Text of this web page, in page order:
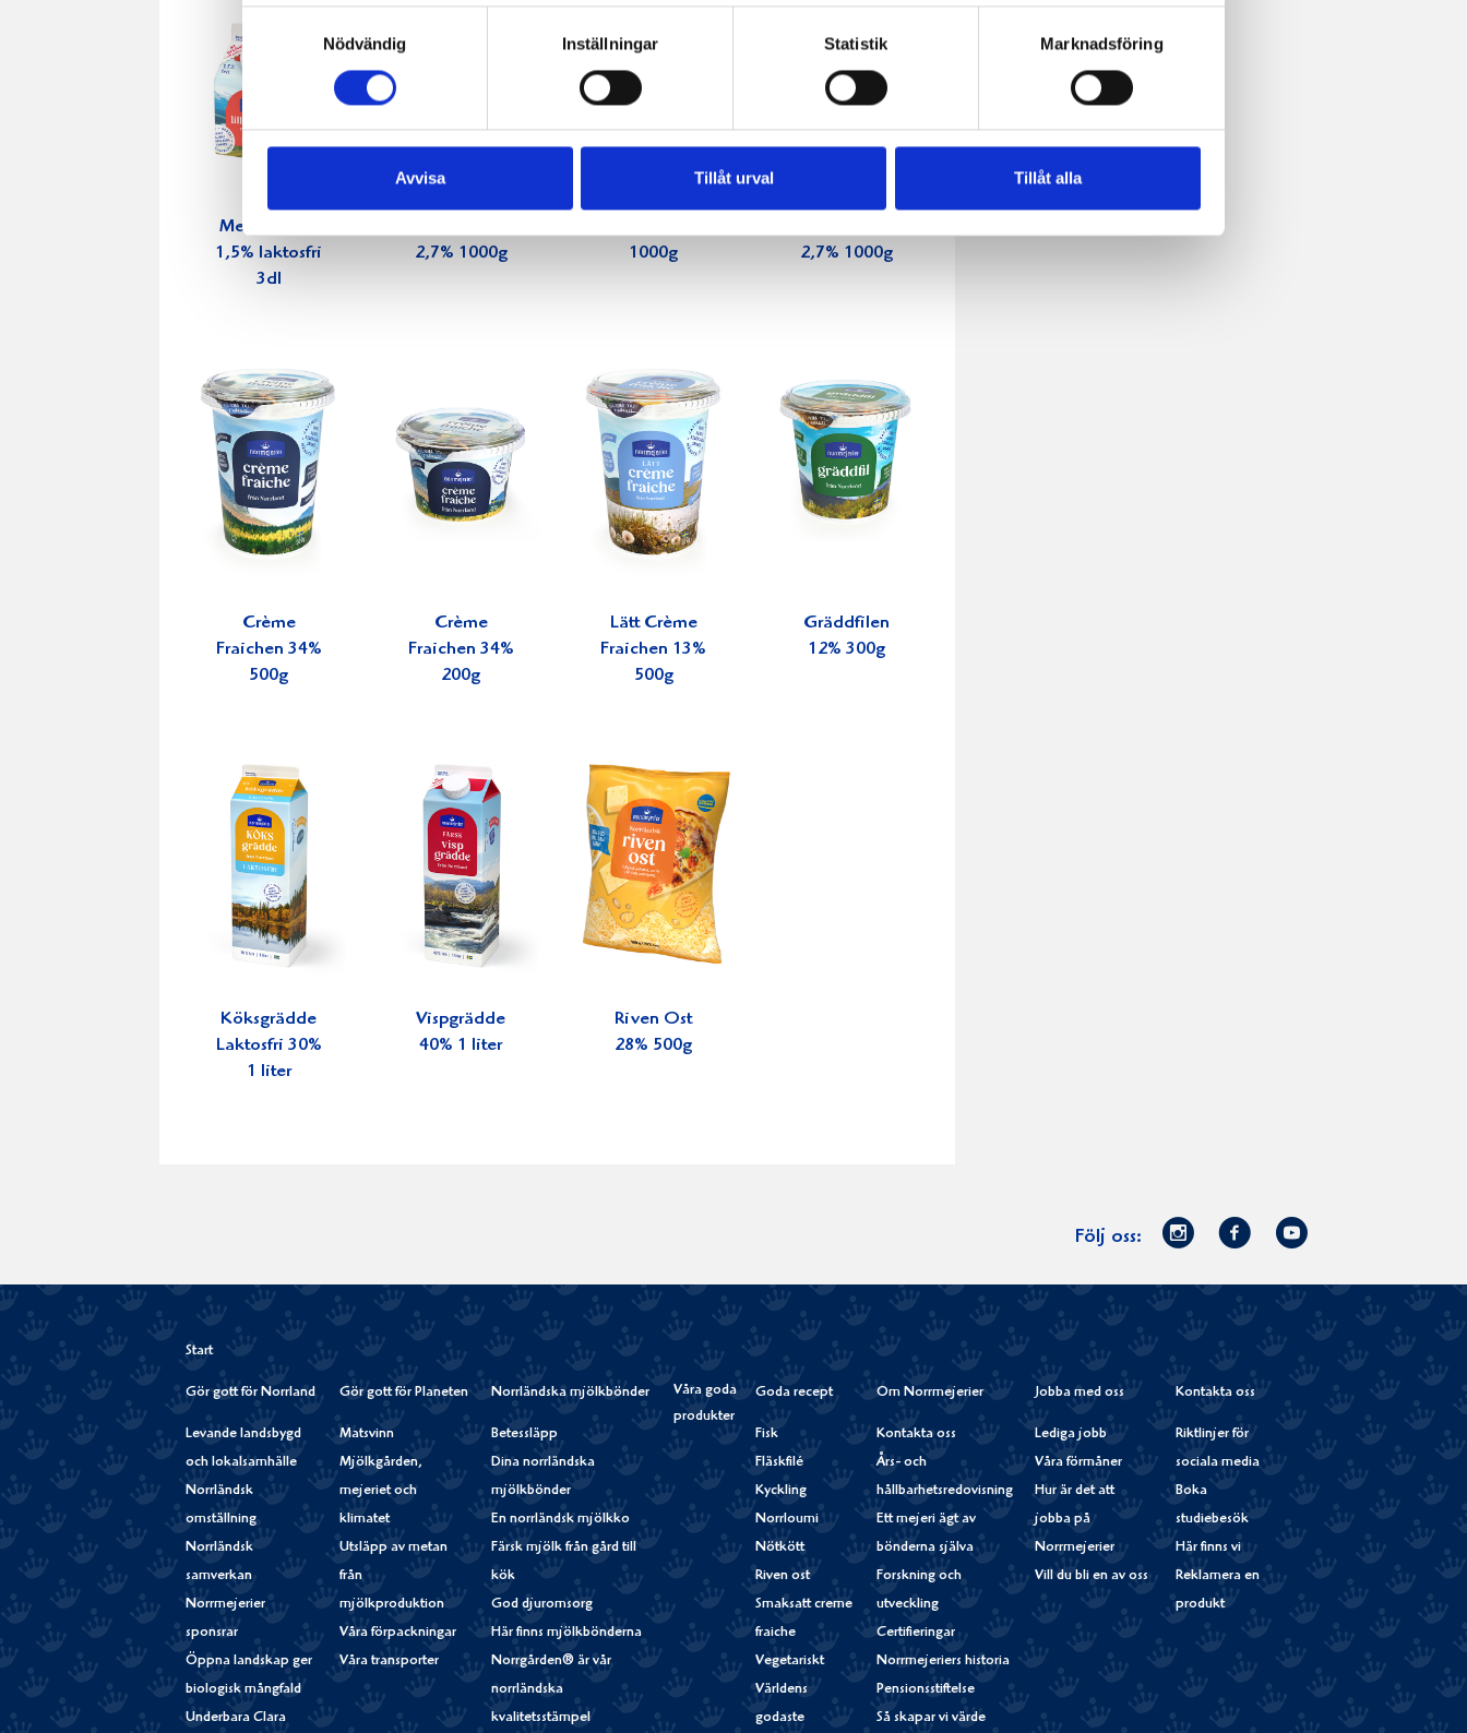
Nödvändig
Inställningar Statistik Marknadsföring
Avvisa Tillåt urval Tillåt alla
Mellanmjölk
1,5% laktosfri
3dl
2,7% 1000g
1000g
2,7% 1000g
Crème
Fraichen 34%
500g
Crème
Fraichen 34%
200g
Lätt Crème
Fraichen 13%
500g
Gräddfilen
12% 300g
Köksgrädde
Laktosfri 30%
1 liter
Vispgrädde
40% 1 liter
Riven Ost
28% 500g
Följ oss:
Norrmejerier
Instagram
Facebook
Youtube
Start
Gör gott för Norrland
Levande landsbygd
och lokalsamhälle
Norrländsk
omställning
Norrländsk
samverkan
Norrmejerier
sponsrar
Öppna landskap ger
biologisk mångfald
Underbara Clara
Gör gott för Planeten
Matsvinn
Mjölkgården,
mejeriet och
klimatet
Utsläpp av metan
från
mjölkproduktion
Våra förpackningar
Våra transporter
Norrländska mjölkbönder
Betessläpp
Dina norrländska
mjölkbönder
En norrländsk mjölkko
Färsk mjölk från gård till
kök
God djuromsorg
Här finns mjölkbönderna
Norrgården® är vår
norrländska
kvalitetsstämpel
Våra goda
produkter
Goda recept
Fisk
Fläskfilé
Kyckling
Norrloumi
Nötkött
Riven ost
Smaksatt creme
fraiche
Vegetariskt
Världens
godaste
Om Norrmejerier
Kontakta oss
Års- och
hållbarhetsredovisning
Ett mejeri ägt av
bönderna själva
Forskning och
utveckling
Certifieringar
Norrmejeriers historia
Pensionsstiftelse
Så skapar vi värde
Jobba med oss
Lediga jobb
Våra förmåner
Hur är det att
jobba på
Norrmejerier
Vill du bli en av oss
Kontakta oss
Riktlinjer för
sociala media
Boka
studiebesök
Här finns vi
Reklamera en
produkt